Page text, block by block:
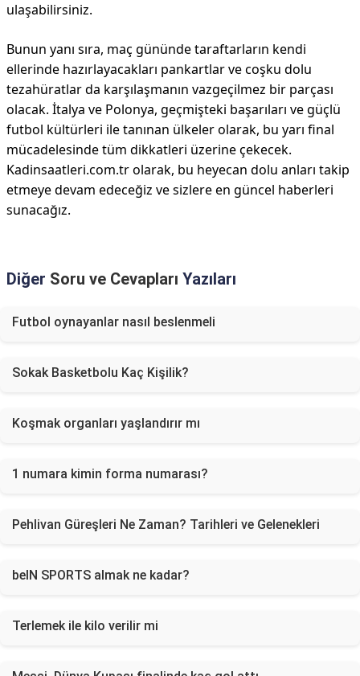
ulaşabilirsiniz.
Bunun yanı sıra, maç gününde taraftarların kendi
ellerinde hazırlayacakları pankartlar ve coşku dolu
tezahüratlar da karşılaşmanın vazgeçilmez bir parçası
olacak. İtalya ve Polonya, geçmişteki başarıları ve güçlü
futbol kültürleri ile tanınan ülkeler olarak, bu yarı final
mücadelesinde tüm dikkatleri üzerine çekecek.
Kadinsaatleri.com.tr olarak, bu heyecan dolu anları takip
etmeye devam edeceğiz ve sizlere en güncel haberleri
sunacağız.
Diğer Soru ve Cevapları Yazıları
Futbol oynayanlar nasıl beslenmeli
Sokak Basketbolu Kaç Kişilik?
Koşmak organları yaşlandırır mı
1 numara kimin forma numarası?
Pehlivan Güreşleri Ne Zaman? Tarihleri ve Gelenekleri
beIN SPORTS almak ne kadar?
Terlemek ile kilo verilir mi